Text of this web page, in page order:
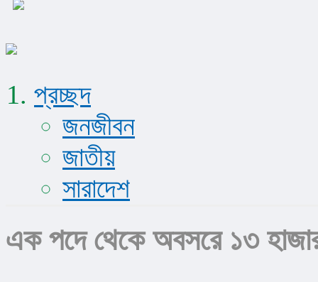
প্রচ্ছদ
জনজীবন
জাতীয়
সারাদেশ
এক পদে থেকে অবসরে ১৩